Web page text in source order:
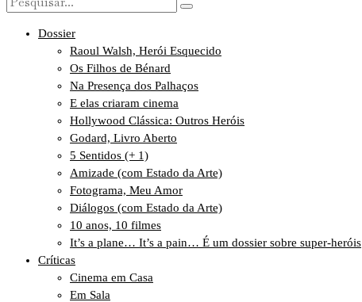
Dossier
Raoul Walsh, Herói Esquecido
Os Filhos de Bénard
Na Presença dos Palhaços
E elas criaram cinema
Hollywood Clássica: Outros Heróis
Godard, Livro Aberto
5 Sentidos (+ 1)
Amizade (com Estado da Arte)
Fotograma, Meu Amor
Diálogos (com Estado da Arte)
10 anos, 10 filmes
It’s a plane… It’s a pain… É um dossier sobre super-heróis
Críticas
Cinema em Casa
Em Sala